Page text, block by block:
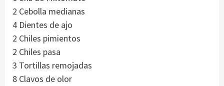
2 Cebolla medianas
4 Dientes de ajo
2 Chiles pimientos
2 Chiles pasa
3 Tortillas remojadas
8 Clavos de olor